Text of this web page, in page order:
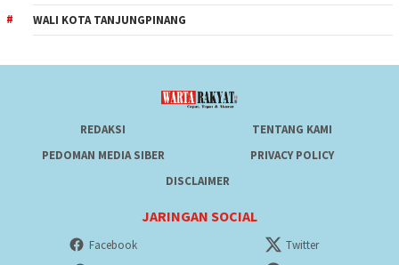
WALI KOTA TANJUNGPINANG
REDAKSI
TENTANG KAMI
PEDOMAN MEDIA SIBER
PRIVACY POLICY
DISCLAIMER
JARINGAN SOCIAL
Facebook
Twitter